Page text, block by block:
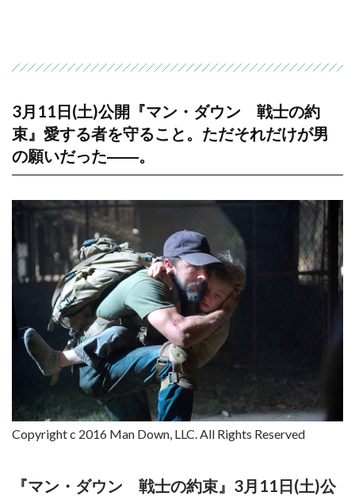
3月11日(土)公開『マン・ダウン 戦士の約
束』愛する者を守ること。ただそれだけが男
の願いだった――。
Copyright c 2016 Man Down, LLC. All Rights Reserved
『マン・ダウン 戦士の約束』3月11日(土)公